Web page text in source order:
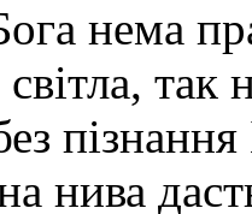
нема
так
нива